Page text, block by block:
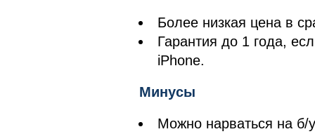
Более низкая цена в
Гарантия до 1 года,
iPhone.
Минусы
Можно нарваться на б/у